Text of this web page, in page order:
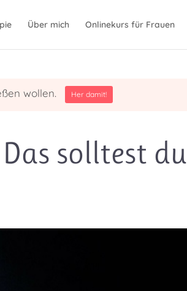
Über mich Onlinekurs für Frauen
solltest du
wollen. Her damit!